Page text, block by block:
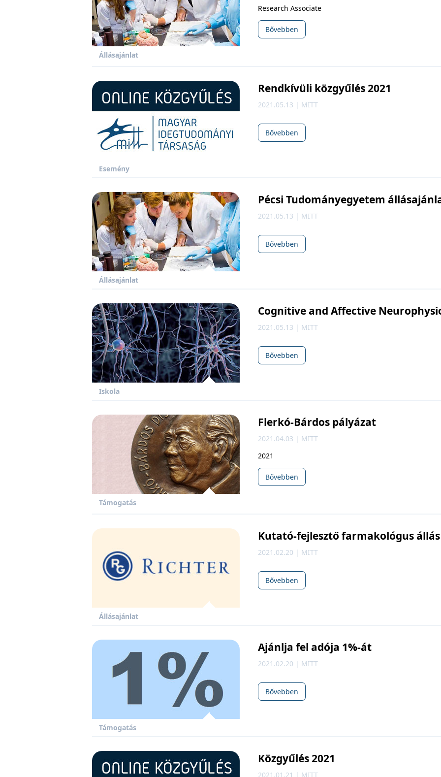
Állásajánlat
Research Associate
Bővebben
Esemény
Rendkívüli közgyűlés 2021
2021.05.13 | MITT
Bővebben
Állásajánlat
Pécsi Tudományegyetem
2021.05.13 | MITT
Bővebben
Iskola
Cognitive and Affective
2021.05.13 | MITT
Bővebben
Támogatás
Flerkó-Bárdos pályázat
2021.04.03 | MITT
2021
Bővebben
Állásajánlat
Kutató-fejlesztő farmakológus állás
2021.02.20 | MITT
Bővebben
Támogatás
Ajánlja fel adója 1%-át
2021.02.20 | MITT
Bővebben
Közgyűlés 2021
2021.01.21 | MITT